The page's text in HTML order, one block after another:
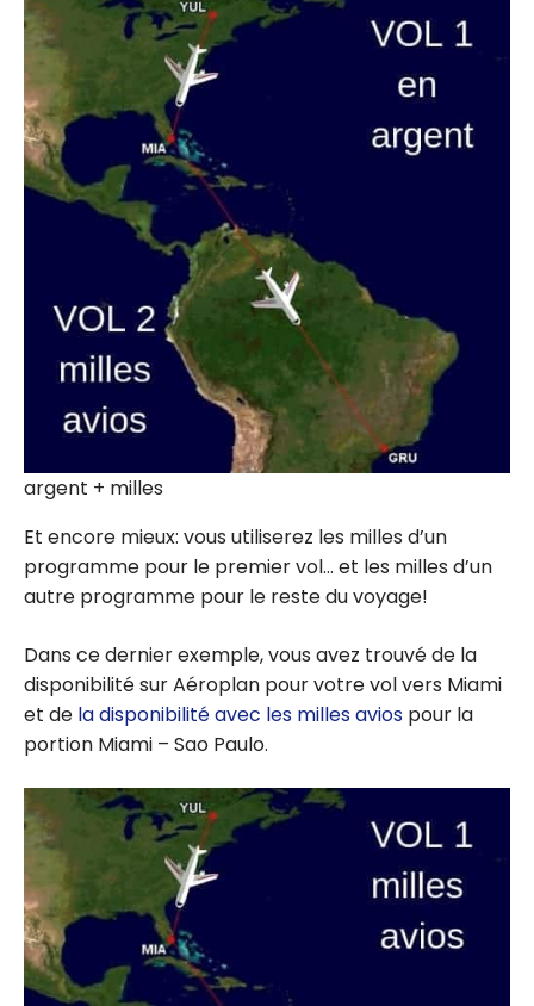
argent + milles
Et encore mieux: vous utiliserez les milles d’un
programme pour le premier vol… et les milles d’un
autre programme pour le reste du voyage!
Dans ce dernier exemple, vous avez trouvé de la
disponibilité sur Aéroplan pour votre vol vers Miami
et de la disponibilité avec les milles avios pour la
portion Miami – Sao Paulo.